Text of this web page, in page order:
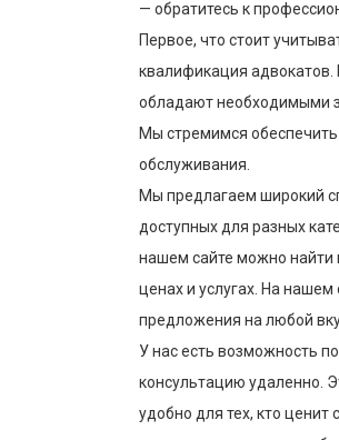
— обратитесь к
Первое, что стоит
квалификация
обладают необходимыми
Мы стремимся
обслуживания.
Мы предлагаем широкий
доступных для разных
нашем сайте можно
ценах и услугах. На нашем
предложения на любой
У нас есть возможность
консультацию удаленно.
удобно для тех, кто